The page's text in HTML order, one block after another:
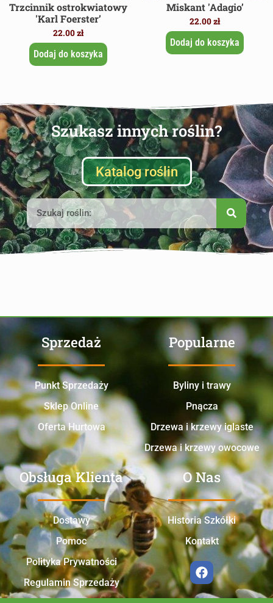
Trzcinnik ostrokwiatowy
'Karl Foerster’
22.00zł
Dodaj do koszyka
Miskant 'Adagio’
22.00zł
Dodaj do koszyka
Szukasz innych roślin?
Katalog roślin
Sprzedaż
Punkt Sprzedaży
Sklep Online
Oferta Hurtowa
Popularne
Byliny i trawy
Pnącza
Drzewa i krzewy iglaste
Drzewa i krzewy owocowe
Obsługa Klienta
Dostawy
Pomoc
Polityka Prywatności
Regulamin Sprzedaży
O Nas
Historia Szkółki
Kontakt